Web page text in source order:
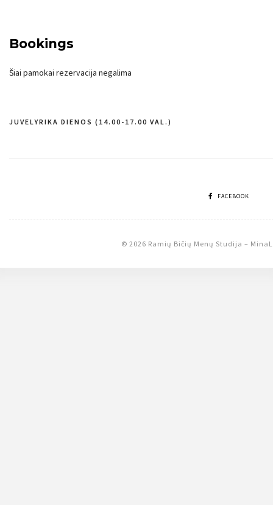
Bookings
Šiai pamokai rezervacija negalima
Navigacija
JUVELYRIKA DIENOS (14.00-17.00 VAL.)
FACEBOOK
© 2026 Ramių Bičių Menų Studija –